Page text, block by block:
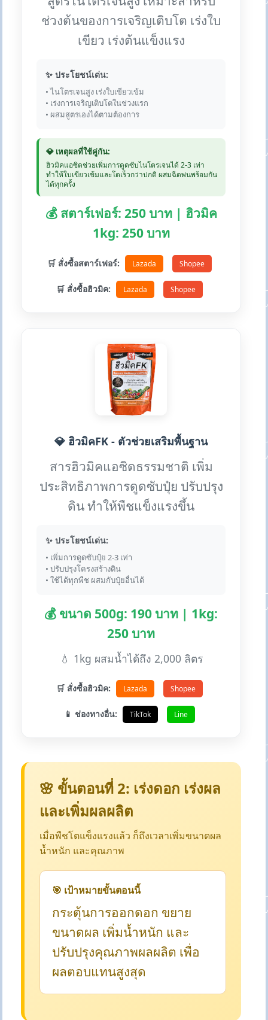
ช่วงต้นของการเจริญเติบโต เร่งใบ
เขียว เร่งต้นแข็งแรง
✨ ประโยชน์เด่น:
• ไนโตรเจนสูง เร่งใบเขียวเข้ม
• เร่งการเจริญเติบโตในช่วงแรก
• ผสมสูตรเองได้ตามต้องการ
💎 เหตุผลที่ใช้คู่กัน:
ฮิวมิคแอซิดช่วยเพิ่มการดูดซับไนโตรเจนได้ 2-3 เท่า
ทำให้ใบเขียวเข้มและโตเร็วกว่าปกติ ผสมฉีดพ่นพร้อมกัน
ได้ทุกครั้ง
💰 สตาร์เฟอร์: 250 บาท | ฮิวมิค
1kg: 250 บาท
🛒 สั่งซื้อสตาร์เฟอร์: Lazada Shopee
🛒 สั่งซื้อฮิวมิค: Lazada Shopee
💎 ฮิวมิคFK - ตัวช่วยเสริมพื้นฐาน
สารฮิวมิคแอซิดธรรมชาติ เพิ่ม
ประสิทธิภาพการดูดซับปุ๋ย ปรับปรุง
ดิน ทำให้พืชแข็งแรงขึ้น
✨ ประโยชน์เด่น:
• เพิ่มการดูดซับปุ๋ย 2-3 เท่า
• ปรับปรุงโครงสร้างดิน
• ใช้ได้ทุกพืช ผสมกับปุ๋ยอื่นได้
💰 ขนาด 500g: 190 บาท | 1kg:
250 บาท
💧 1kg ผสมน้ำได้ถึง 2,000 ลิตร
🛒 สั่งซื้อฮิวมิค: Lazada Shopee
📱 ช่องทางอื่น: TikTok Line
🌸 ขั้นตอนที่ 2: เร่งดอก เร่งผล
และเพิ่มผลผลิต
เมื่อพืชโตแข็งแรงแล้ว ก็ถึงเวลาเพิ่มขนาดผล
น้ำหนัก และคุณภาพ
🎯 เป้าหมายขั้นตอนนี้
กระตุ้นการออกดอก ขยาย
ขนาดผล เพิ่มน้ำหนัก และ
ปรับปรุงคุณภาพผลผลิต เพื่อ
ผลตอบแทนสูงสุด